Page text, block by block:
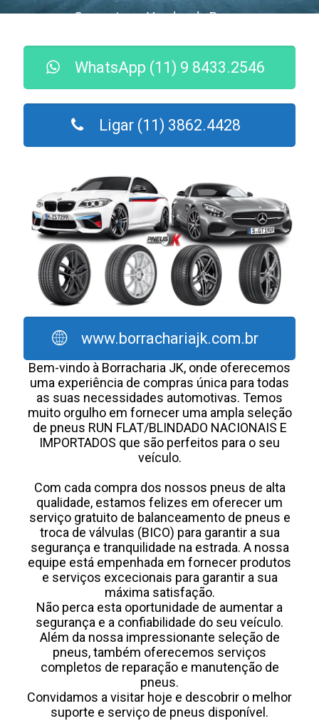
Consertos e Vendas de Pneus
WhatsApp (11) 9 8433.2546
Ligar (11) 3862.4428
www.borrachariajk.com.br
Bem-vindo à Borracharia JK, onde oferecemos
uma experiência de compras única para todas
as suas necessidades automotivas. Temos
muito orgulho em fornecer uma ampla seleção
de pneus RUN FLAT/BLINDADO NACIONAIS E
IMPORTADOS que são perfeitos para o seu
veículo.
Com cada compra dos nossos pneus de alta
qualidade, estamos felizes em oferecer um
serviço gratuito de balanceamento de pneus e
troca de válvulas (BICO) para garantir a sua
segurança e tranquilidade na estrada. A nossa
equipe está empenhada em fornecer produtos
e serviços excecionais para garantir a sua
máxima satisfação.
Não perca esta oportunidade de aumentar a
segurança e a confiabilidade do seu veículo.
Além da nossa impressionante seleção de
pneus, também oferecemos serviços
completos de reparação e manutenção de
pneus.
Convidamos a visitar hoje e descobrir o melhor
suporte e serviço de pneus disponível.